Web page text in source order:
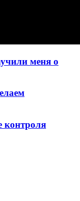
меня о
контроля